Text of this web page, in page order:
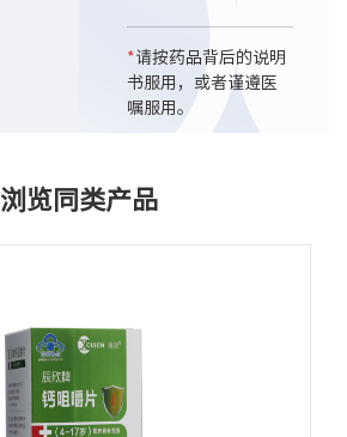
*请按药品背后的说明
书服用，或者谨遵医
嘱服用。
浏览同类产品